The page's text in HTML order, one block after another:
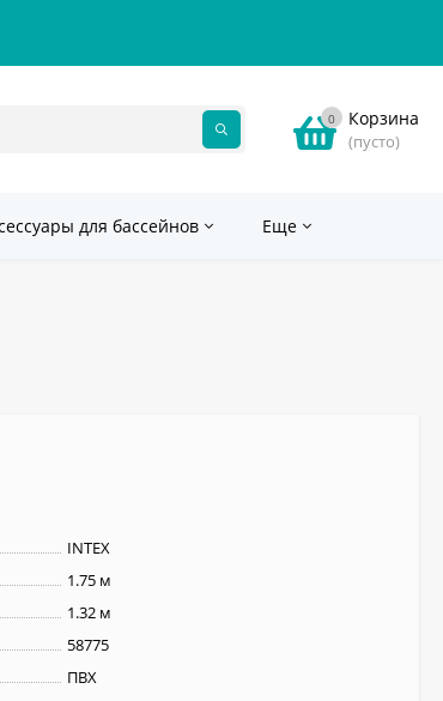
0 Корзина
(пусто)
для бассейнов Еще
INTEX
1.75 м
1.32 м
58775
ПВХ